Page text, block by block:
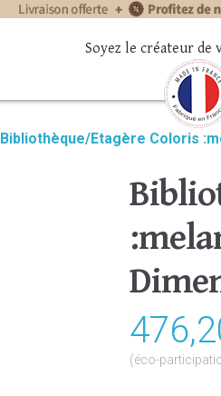
Soyez le créateur
Bibliothèque/Etagère Coloris
(éco-